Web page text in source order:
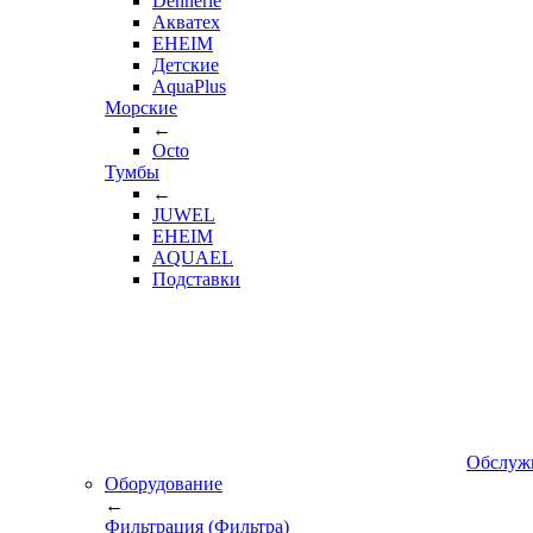
Акватех
EHEIM
Детские
AquaPlus
Морские
←
Octo
Тумбы
←
JUWEL
EHEIM
AQUAEL
Подставки
Оборудование
←
Фильтрация (Фильтра)